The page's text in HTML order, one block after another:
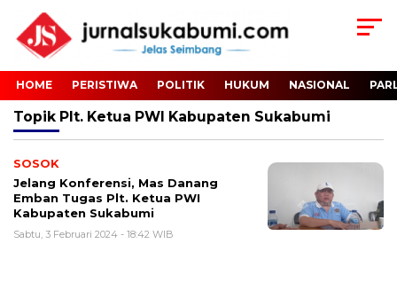
HOME PERISTIWA POLITIK HUKUM NASIONAL
Topik Plt. Ketua PWI Kabupaten Sukabumi
SOSOK
Jelang Konferensi, Mas Danang
Emban Tugas Plt. Ketua PWI
Kabupaten Sukabumi
Sabtu, 3 Februari 2024 - 18:42 WIB